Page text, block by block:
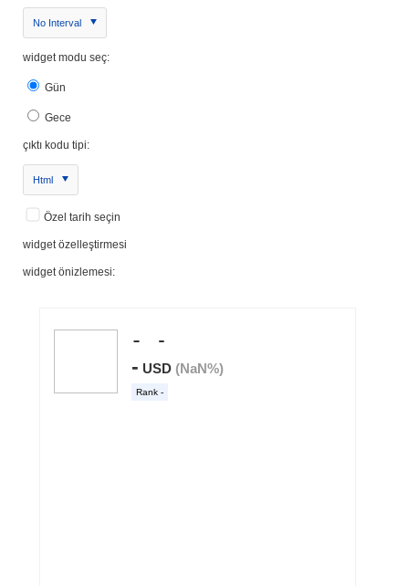
No Interval
widget modu seç:
Gün
Gece
çıktı kodu tipi:
Html
Özel tarih seçin
widget özelleştirmesi
widget önizlemesi: